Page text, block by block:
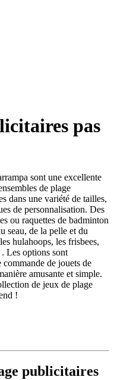
pas
sont une excellente
de plage
dans une variété de tailles,
de personnalisation. Des
ou raquettes de badminton
seau, de la pelle et du
hulahoops, les frisbees,
. Les options sont
de jouets de
amusante et simple.
de jeux de plage
!
publicitaires